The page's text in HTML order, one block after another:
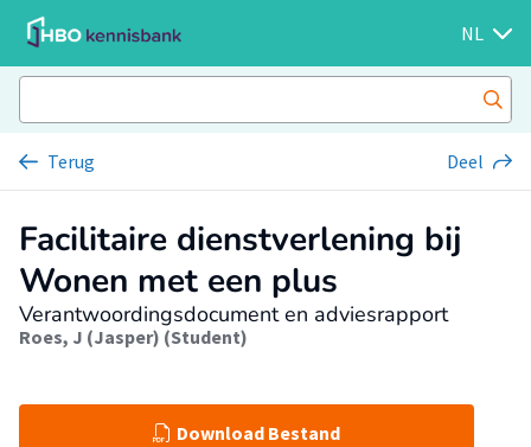
NL
Terug Deel
Facilitaire dienstverlening bij
Wonen met een plus
Verantwoordingsdocument en adviesrapport
Roes, J (Jasper) (Student)
Download Bestand